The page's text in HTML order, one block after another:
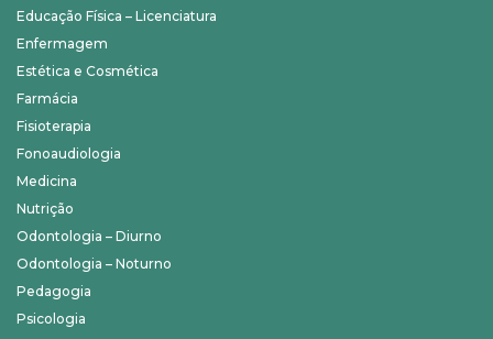
Educação Física – Licenciatura
Enfermagem
Estética e Cosmética
Farmácia
Fisioterapia
Fonoaudiologia
Medicina
Nutrição
Odontologia – Diurno
Odontologia – Noturno
Pedagogia
Psicologia